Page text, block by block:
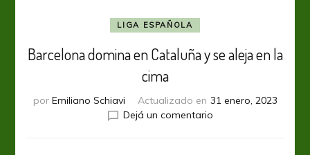
LIGA ESPAÑOLA
Barcelona domina en Cataluña y se aleja en la
cima
por Emiliano Schiavi Actualizado en 31 enero, 2023
Dejá un comentarioen